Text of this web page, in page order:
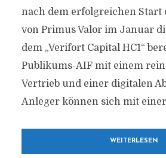
nach dem erfolgreichen Start
von Primus Valor im Januar
dem „Verifort Capital HC1“
Publikums-AIF mit einem
Vertrieb und einer digitalen
Anleger können sich mit
WEITERLESEN